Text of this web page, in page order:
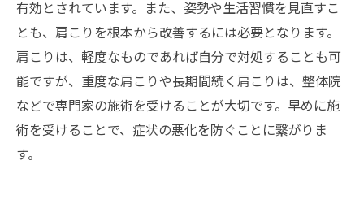
有効とされています。また、姿勢や生活習慣を見直すこ
とも、肩こりを根本から改善するには必要となります。
肩こりは、軽度なものであれば自分で対処することも可
能ですが、重度な肩こりや長期間続く肩こりは、整体院
などで専門家の施術を受けることが大切です。早めに施
術を受けることで、症状の悪化を防ぐことに繋がりま
す。